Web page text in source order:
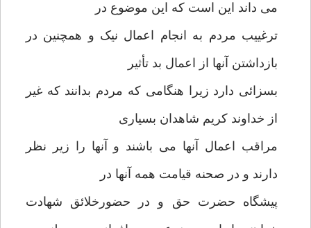
می داند این است که این موضوع در
ترغییب مردم به انجام اعمال نیک و همچنین در
بازداشتن آنها از اعمال بد تأثیر
بسزائی دارد زیرا هنگامی که مردم بدانند که غیر
از خداوند کریم شاهدان بسیاری
مراقب اعمال آنها می باشند و آنها را زیر نظر
دارند و در صحنه قیامت همه آنها در
پیشگاه حضرت حق و در حضورخلائق شهادت